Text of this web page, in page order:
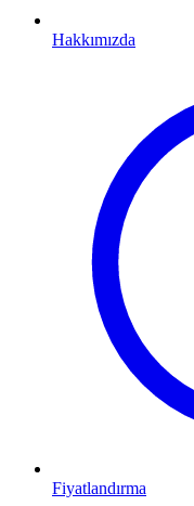
Hakkımızda
Fiyatlandırma